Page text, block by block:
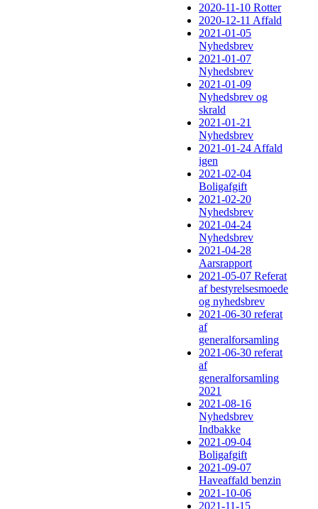
2020-11-10 Rotter
2020-12-11 Affald
2021-01-05
Nyhedsbrev
2021-01-07
Nyhedsbrev
2021-01-09
Nyhedsbrev og
skrald
2021-01-21
Nyhedsbrev
2021-01-24 Affald
igen
2021-02-04
Boligafgift
2021-02-20
Nyhedsbrev
2021-04-24
Nyhedsbrev
2021-04-28
Aarsrapport
2021-05-07 Referat
af bestyrelsesmoede
og nyhedsbrev
2021-06-30 referat
af
generalforsamling
2021-06-30 referat
af
generalforsamling
2021
2021-08-16
Nyhedsbrev
Indbakke
2021-09-04
Boligafgift
2021-09-07
Haveaffald benzin
2021-10-06
2021-11-15